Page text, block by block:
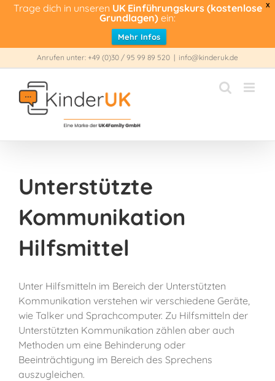
X
Trage dich in unseren UK Einführungskurs (kostenlose
Grundlagen) ein:
Mehr Infos
Inhalt
springen
Anrufen unter: +49 (0)30 / 95 99 89 520 | info@kinderuk.de
Unterstützte
Kommunikation
Hilfsmittel
Unter Hilfsmitteln im Bereich der Unterstützten
Kommunikation verstehen wir verschiedene Geräte,
wie Talker und Sprachcomputer. Zu Hilfsmitteln der
Unterstützten Kommunikation zählen aber auch
Methoden um eine Behinderung oder
Beeinträchtigung im Bereich des Sprechens
auszugleichen.